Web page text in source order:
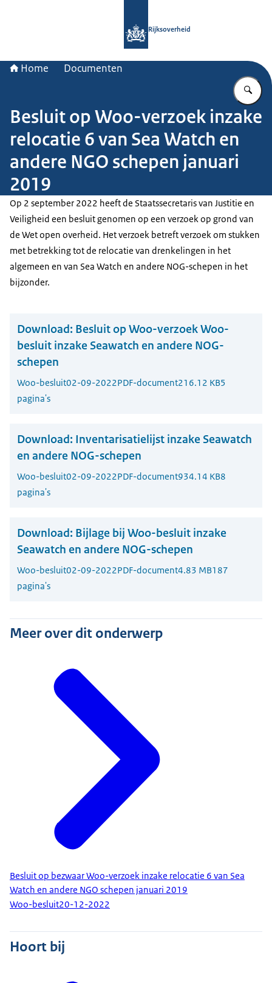
Rijksoverheid
Home Documenten
Besluit op Woo-verzoek inzake
relocatie 6 van Sea Watch en
andere NGO schepen januari
2019
Op 2 september 2022 heeft de Staatssecretaris van Justitie en
Veiligheid een besluit genomen op een verzoek op grond van
de Wet open overheid. Het verzoek betreft verzoek om stukken
met betrekking tot de relocatie van drenkelingen in het
algemeen en van Sea Watch en andere NOG-schepen in het
bijzonder.
Download: Besluit op Woo-verzoek Woo-
besluit inzake Seawatch en andere NOG-
schepen
Woo-besluit02-09-2022PDF-document216.12 KB5
pagina's
Download: Inventarisatielijst inzake Seawatch
en andere NOG-schepen
Woo-besluit02-09-2022PDF-document934.14 KB8
pagina's
Download: Bijlage bij Woo-besluit inzake
Seawatch en andere NOG-schepen
Woo-besluit02-09-2022PDF-document4.83 MB187
pagina's
Meer over dit onderwerp
Besluit op bezwaar Woo-verzoek inzake relocatie 6 van Sea
Watch en andere NGO schepen januari 2019
Woo-besluit20-12-2022
Hoort bij